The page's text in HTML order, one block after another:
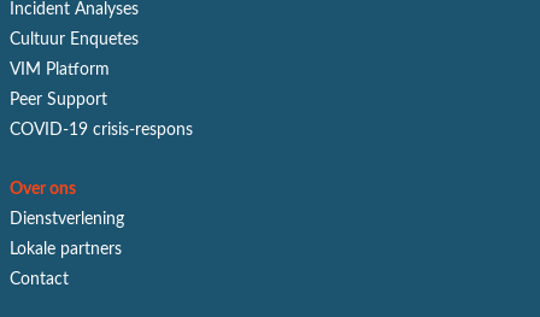
Incident Analyses
Cultuur Enquetes
VIM Platform
Peer Support
COVID-19 crisis-respons
Over ons
Dienstverlening
Lokale partners
Contact